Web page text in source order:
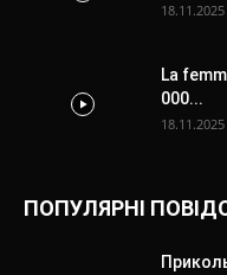
18.11.2025
La
000...
18.11.2025
ПОПУЛЯРНІ